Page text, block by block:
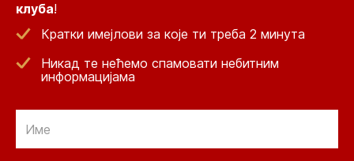
клуба!
Кратки имејлови за које ти треба 2 минута
Никад те нећемо спамовати небитним
информацијама